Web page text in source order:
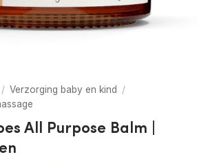
/ Verzorging baby en kind
/
All Purpose Balm |